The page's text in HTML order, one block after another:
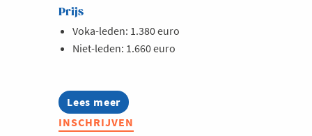
Prijs
Voka-leden: 1.380 euro
Niet-leden: 1.660 euro
Lees meer
about
Lean
Scouting
INSCHRIJVEN